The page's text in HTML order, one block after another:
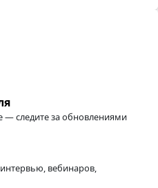
— следите за обновлениями
вебинаров,